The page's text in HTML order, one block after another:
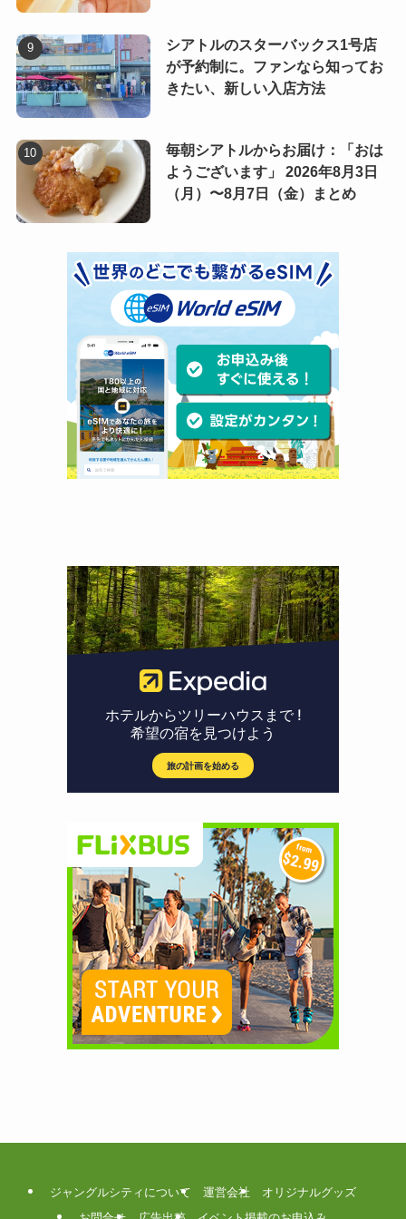
シアトルのスターバックス1号店
が予約制に。ファンなら知ってお
きたい、新しい入店方法
毎朝シアトルからお届け：「おは
ようございます」 2026年8月3日
（月）〜8月7日（金）まとめ
ジャングルシティについて 運営会社
オリジナルグッズ